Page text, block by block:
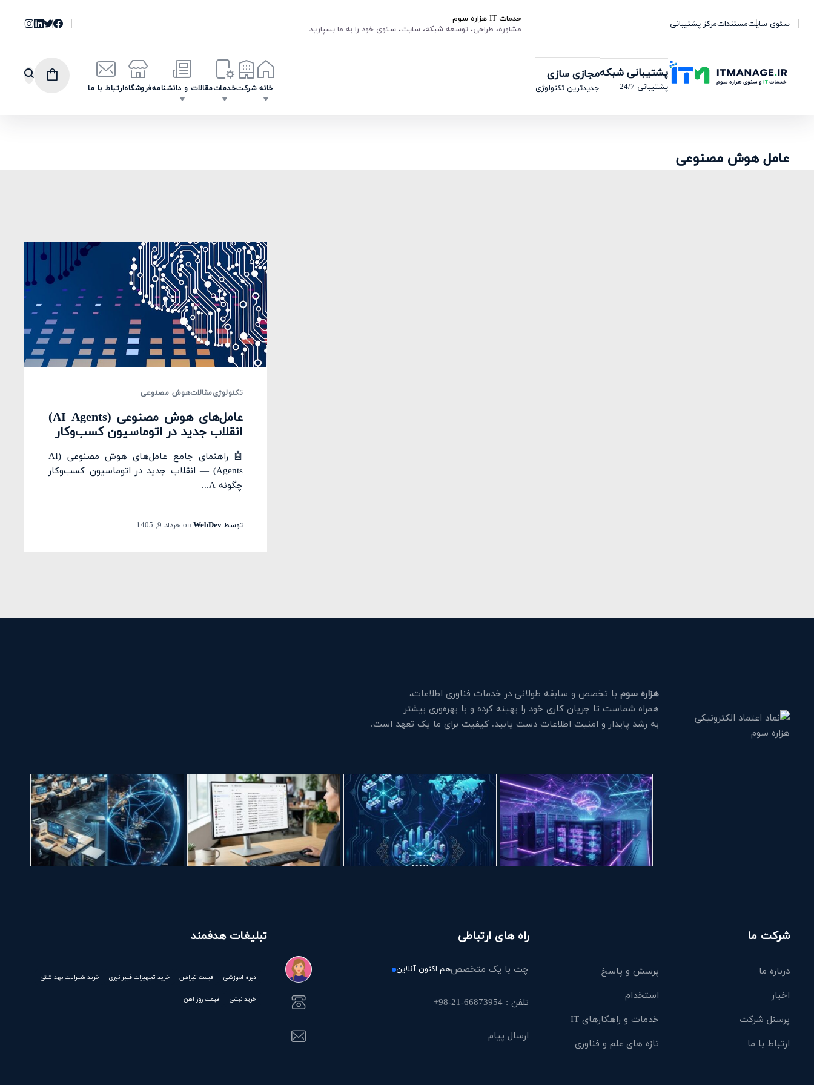
خدمات IT هزاره سوم
مشاوره، طراحی، توسعه شبکه، سایت، سئوی خود را به ما بسپارید.
سئوی سایتمستنداتمرکز پشتیبانی
خانه شرکتخدماتمقالات و دانشنامهفروشگاهارتباط با ما
پشتیبانی شبکه
پشتیبانی 24/7
مجازی سازی
جدیدترین تکنولوژی
عامل هوش مصنوعی
تکنولوژیمقالاتهوش مصنوعی
عامل‌های هوش مصنوعی (AI Agents)
انقلاب جدید در اتوماسیون کسب‌وکار
🤖 راهنمای جامع عامل‌های هوش مصنوعی (AI
Agents) — انقلاب جدید در اتوماسیون کسب‌وکار
چگونه A...
توسطWebDev
on خرداد 9, 1405
هزاره سومبا تخصص و سابقه طولانی در خدمات فناوری اطلاعات،
همراه شماست تا جریان کاری خود را بهینه کرده و با بهره‌وری بیشتر
به رشد پایدار و امنیت اطلاعات دست یابید. کیفیت برای ما یک تعهد است.
شرکت ما
درباره ما
پرسش و پاسخ
اخبار
استخدام
پرسنل شرکت
خدمات و راهکارهای IT
ارتباط با ما
تازه های علم و فناوری
راه های ارتباطی
چت با یک متخصصهم اکنون آنلاین
تلفن : 66873954-21-98+
ارسال پیام
تبلیغات هدفمند
دوره آموزشی قیمت تیرآهن خرید تجهیزات فیبر نوری خرید شیرآلات بهداشتی
خرید نبشی قیمت روز آهن